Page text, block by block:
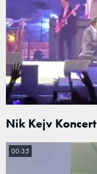
Nik Kejv Koncert
00:35